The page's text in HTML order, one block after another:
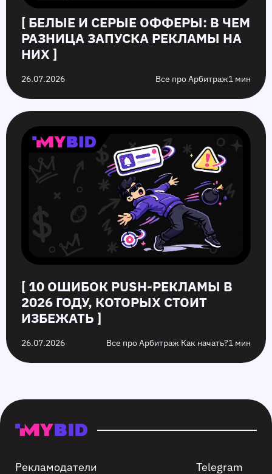
[ БЕЛЫЕ И СЕРЫЕ ОФФЕРЫ: В ЧЕМ
РАЗНИЦА ЗАПУСКА РЕКЛАМЫ НА
НИХ ]
26.07.2026 Все про Арбитраж1 мин
[ 10 ОШИБОК PUSH‑РЕКЛАМЫ В
2026 ГОДУ, КОТОРЫХ СТОИТ
ИЗБЕЖАТЬ ]
26.07.2026 Все про Арбитраж Как начать?1 мин
Рекламодатели
Telegram